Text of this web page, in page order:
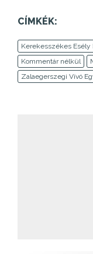
CÍMKÉK:
Kerekesszékes Esély
Kommentár nélkül
Zalaegerszegi Vívó